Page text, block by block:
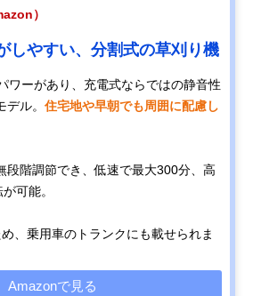
）
しやすい、分割式の草刈り機
ワーがあり、充電式ならではの静音性
ル。 住宅地や早朝でも周囲に配慮し
段階調節でき、低速で最大300分、高
可能。
、乗用車のトランクにも載せられま
Amazonで見る